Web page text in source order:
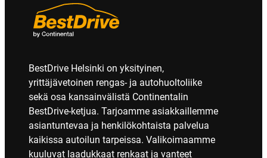
BestDrive Helsinki on yksityinen,
yrittäjävetoinen rengas- ja autohuoltoliike
sekä osa kansainvälistä Continentalin
BestDrive-ketjua. Tarjoamme asiakkaillemme
asiantuntevaa ja henkilökohtaista palvelua
kaikissa autoilun tarpeissa. Valikoimaamme
kuuluvat laadukkaat renkaat ja vanteet